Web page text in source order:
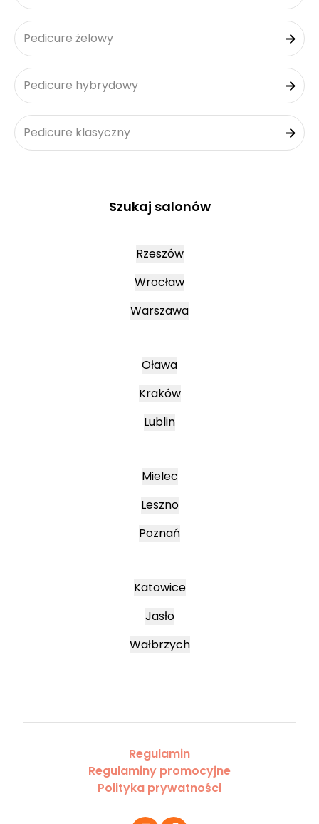
Pedicure żelowy
Pedicure hybrydowy
Pedicure klasyczny
Szukaj salonów
Rzeszów
Wrocław
Warszawa
Oława
Kraków
Lublin
Mielec
Leszno
Poznań
Katowice
Jasło
Wałbrzych
Regulamin
Regulaminy promocyjne
Polityka prywatności